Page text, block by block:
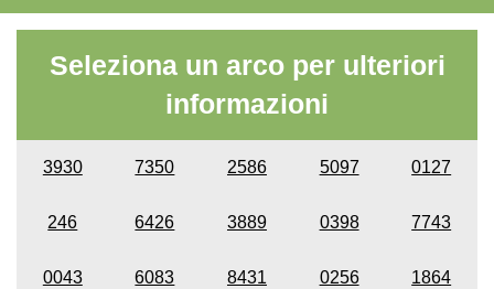
Seleziona un arco per ulteriori
informazioni
3930 7350 2586 5097 0127
246 6426 3889 0398 7743
0043 6083 8431 0256 1864